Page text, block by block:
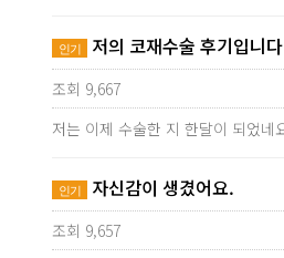
인기 저의 코재수술 후기입니다
조회 9,667
저는 이제 수술한 지 한달이 되었
인기 자신감이 생겼어요.
조회 9,657